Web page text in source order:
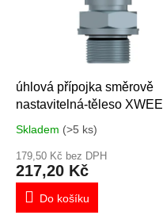
úhlová přípojka směrově
nastavitelná-těleso XWEE
Skladem (>5 ks)
179,50 Kč bez DPH
217,20 Kč
Do košíku